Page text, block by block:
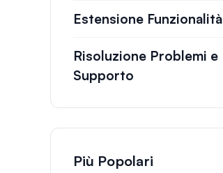
Estensione Funzionalità
Risoluzione Problemi e
Supporto
Più Popolari